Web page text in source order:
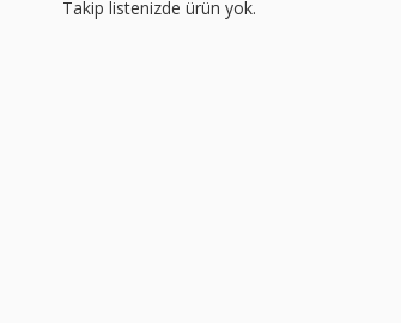
Takip listenizde ürün yok.